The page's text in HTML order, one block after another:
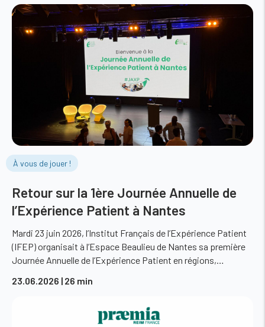
À vous de jouer !
Retour sur la 1ère Journée Annuelle de
l’Expérience Patient à Nantes
Mardi 23 juin 2026, l’Institut Français de l’Expérience Patient
(IFEP) organisait à l’Espace Beaulieu de Nantes sa première
Journée Annuelle de l’Expérience Patient en régions,…
23.06.2026 | 26 min